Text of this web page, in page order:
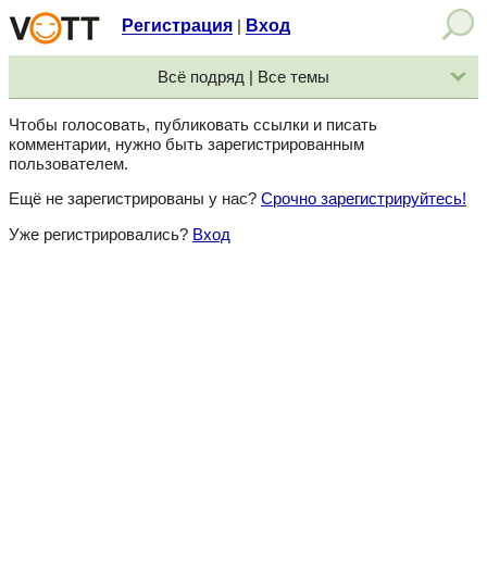
Регистрация Вход
Всё подряд | Все темы
Чтобы голосовать, публиковать ссылки и писать
комментарии, нужно быть зарегистрированным
пользователем.
Ещё не зарегистрированы у нас? Срочно зарегистрируйтесь!
Уже регистрировались? Вход